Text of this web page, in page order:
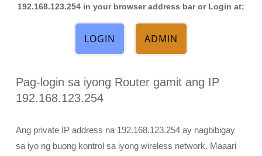
192.168.123.254 in your browser address bar or Login at:
LOGIN ADMIN
Pag-login sa iyong Router gamit ang IP
192.168.123.254
Ang private IP address na 192.168.123.254 ay nagbibigay
sa iyo ng buong kontrol sa iyong wireless network. Maaari